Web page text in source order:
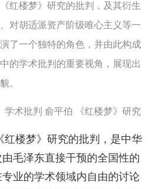
红楼梦》研究的批判，及其衍生
对胡适派资产阶级唯心主义等一
了一个独特的角色，并由此构成
的学术批判的重要视角，展现出
。
学术批判 俞平伯 《红楼梦》研究
红楼梦》研究的批判，是中华
毛泽东直接干预的全国性的
业的学术领域内自由的讨论